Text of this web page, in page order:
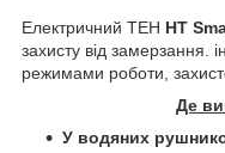
Електричний ТЕН HT
захисту від замерзання.
режимами роботи,
Де
У водяних